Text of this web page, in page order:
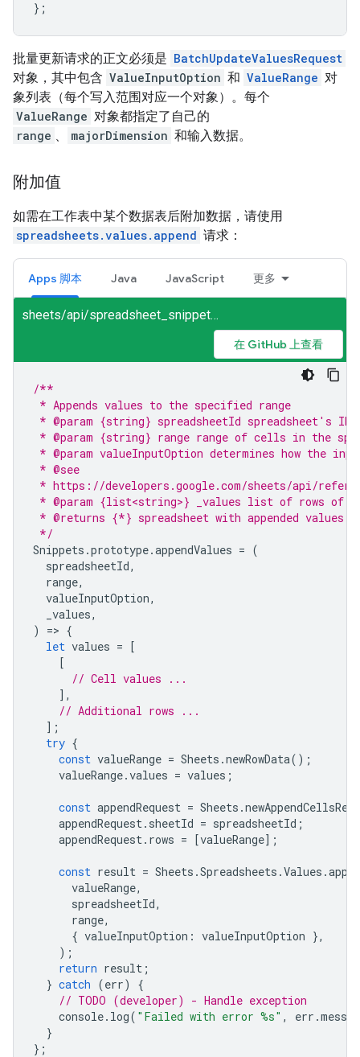
};
批量更新请求的正文必须是 BatchUpdateValuesRequest
对象，其中包含 ValueInputOption 和 ValueRange 对
象列表（每个写入范围对应一个对象）。每个
ValueRange 对象都指定了自己的
range 、 majorDimension 和输入数据。
附加值
如需在工作表中某个数据表后附加数据，请使用
spreadsheets.values.append 请求：
Apps 脚本 Java JavaScript 更多
sheets/api/spreadsheet_snippets.gs
在 GitHub 上查看
/**
* Appends values to the specified range
* @param {string} spreadsheetId spreadsheet's ID
* @param {string} range range of cells in the
* @param valueInputOption determines how the
* @see
* https://developers.google.com/sheets/api/
* @param {list<string>} _values list of rows of
* @returns {*} spreadsheet with appended values
*/
Snippets .prototype.appendValues = (
spreadsheetId,
range,
valueInputOption,
_values,
)
=> {
let values = [
[
// Cell values ...
],
// Additional rows ...
];
try {
const valueRange = Sheets .newRowData();
valueRange.values = values ;
const appendRequest = Sheets .
appendRequest. sheetId = spreadsheetId ;
appendRequest. rows = [valueRange];
const result = Sheets .Spreadsheets .Values .
valueRange,
spreadsheetId,
range,
{ valueInputOption : valueInputOption },
);
return result ;
} catch (err)
{
// TODO (developer) - Handle exception
console. log( "Failed with error %s" , err .
}
};